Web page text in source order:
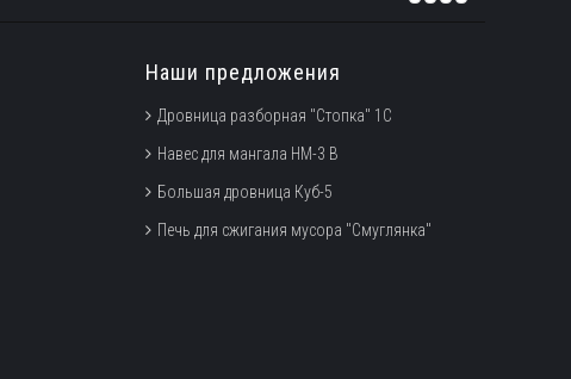
Наши предложения
Дровница разборная "Стопка" 1С
Навес для мангала НМ-3 В
Большая дровница Куб-5
Печь для сжигания мусора "Смуглянка"